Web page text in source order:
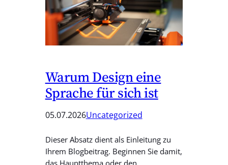
Warum Design eine
Sprache für sich ist
05.07.2026Uncategorized
Dieser Absatz dient als Einleitung zu
Ihrem Blogbeitrag. Beginnen Sie damit,
das Hauptthema oder den